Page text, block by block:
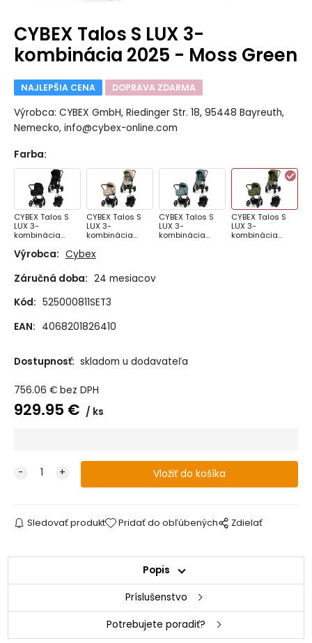
CYBEX Talos S LUX 3-
kombinácia 2025 - Moss Green
NAJLEPŠIA CENA DOPRAVA ZDARMA
Výrobca: CYBEX GmbH, Riedinger Str. 18, 95448 Bayreuth,
Nemecko, info@cybex-online.com
Farba:
CYBEX Talos S
LUX 3-
kombinácia
Black
CYBEX Talos S
LUX 3-
kombinácia
Beige
CYBEX Talos S
LUX 3-
kombinácia
CYBEX Talos S
LUX 3-
kombinácia
Výrobca: Cybex
Záručná doba: 24 mesiacov
Kód: 525000811SET3
EAN: 4068201826410
Dostupnosť: skladom u dodavateľa
756.06 € bez DPH
929.95 € ks
Sledovať produkt Pridať do obľúbených Zdielať
Popis
Príslušenstvo
Potrebujete poradiť?